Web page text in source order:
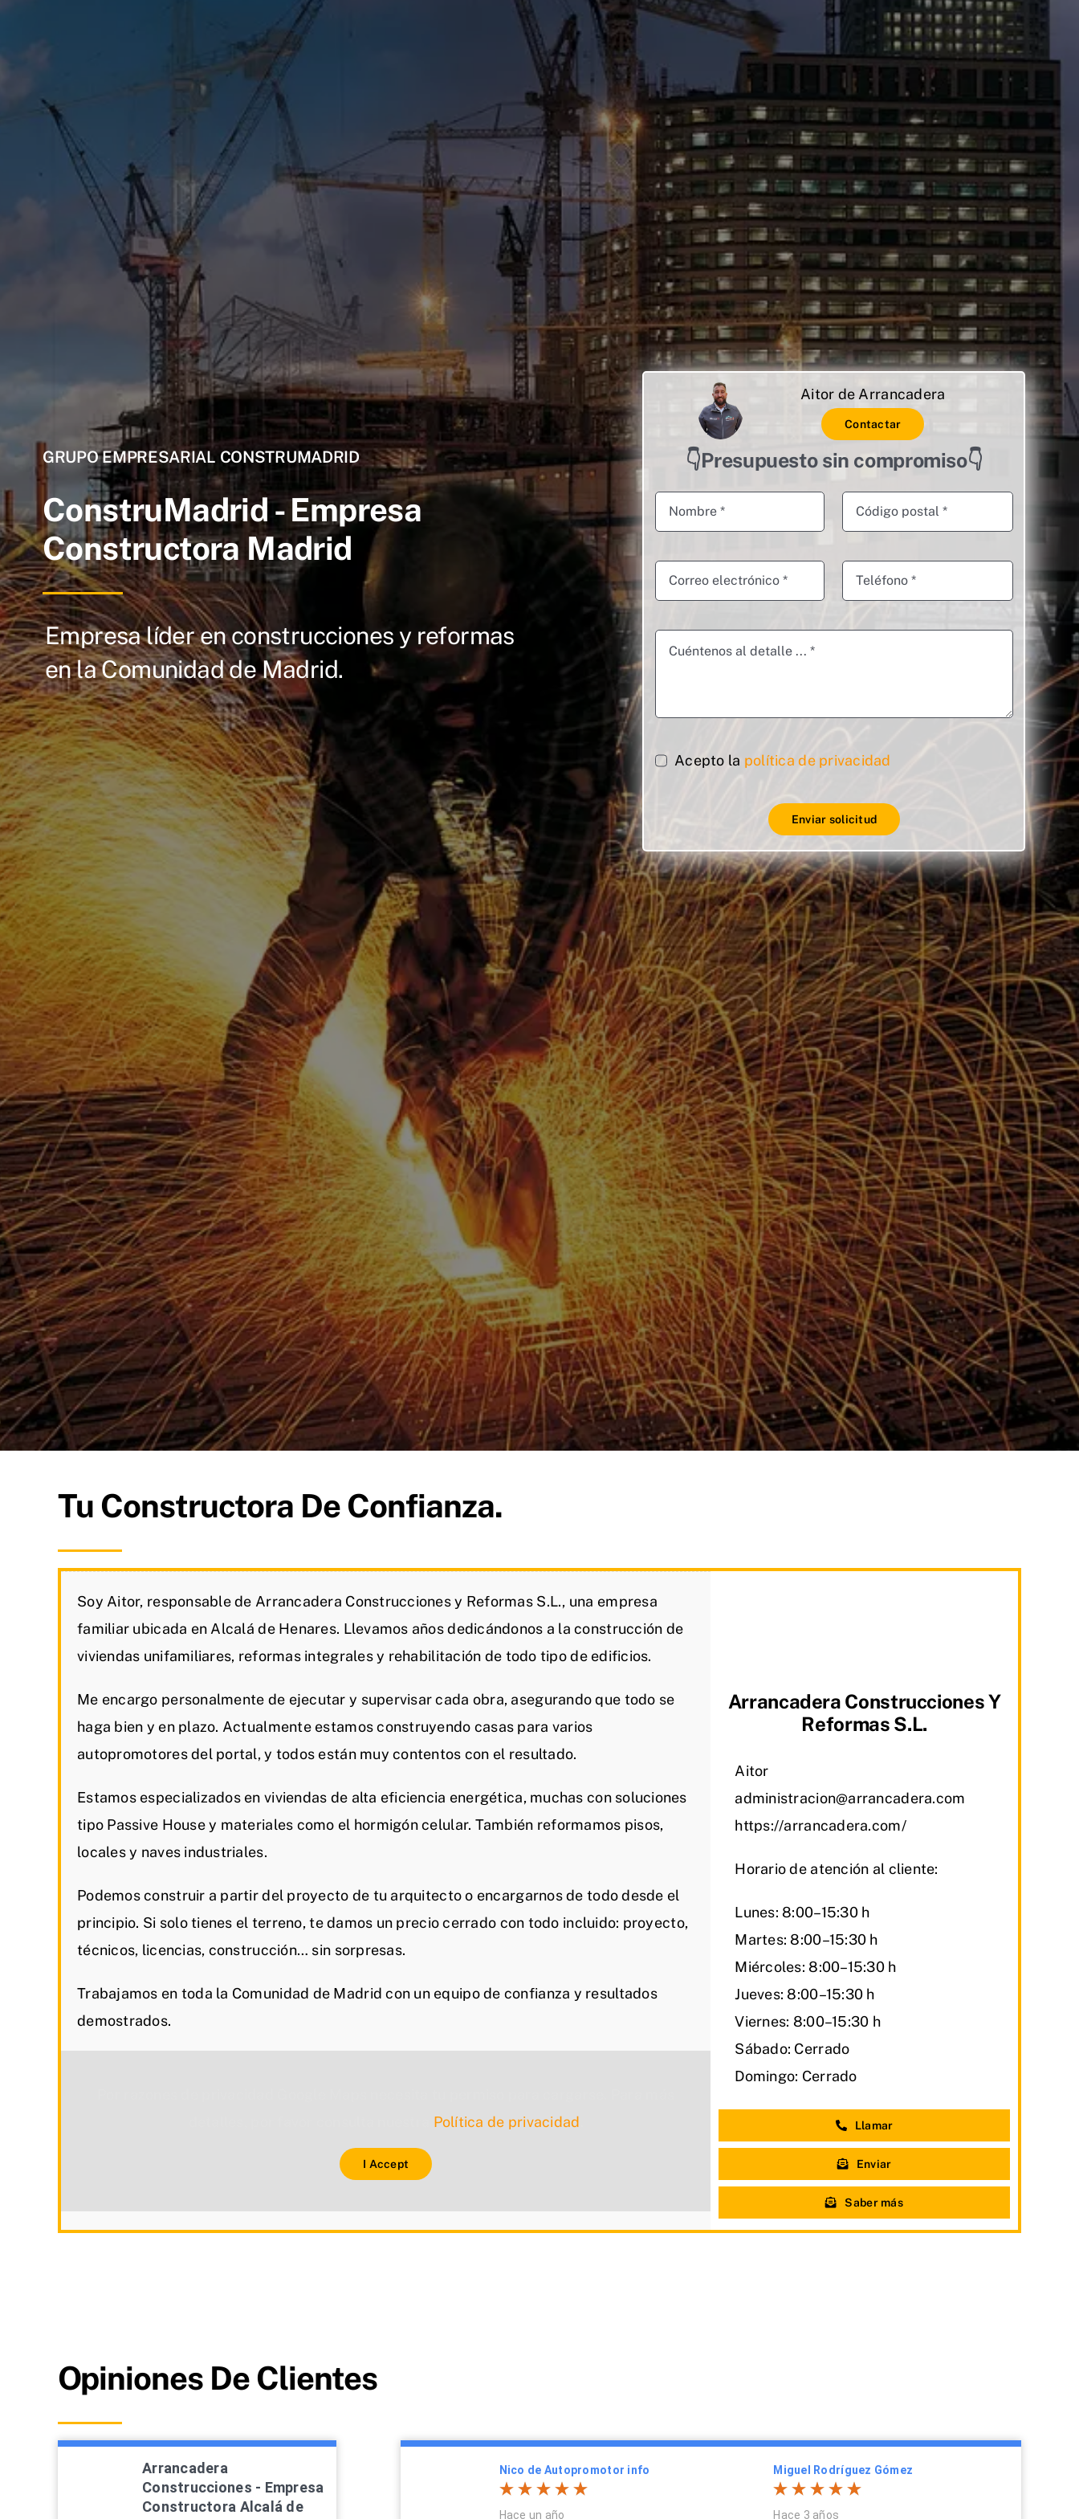
GRUPO EMPRESARIAL CONSTRUMADRID
ConstruMadrid - Empresa
Constructora Madrid
Empresa líder en construcciones y reformas
en la Comunidad de Madrid.
Aitor de Arrancadera
Contactar
👇Presupuesto sin compromiso👇
Acepto la política de privacidad
Enviar solicitud
Tu Constructora De Confianza.
Soy Aitor, responsable de Arrancadera Construcciones y Reformas S.L., una empresa
familiar ubicada en Alcalá de Henares. Llevamos años dedicándonos a la construcción de
viviendas unifamiliares, reformas integrales y rehabilitación de todo tipo de edificios.
Me encargo personalmente de ejecutar y supervisar cada obra, asegurando que todo se
haga bien y en plazo. Actualmente estamos construyendo casas para varios
autopromotores del portal, y todos están muy contentos con el resultado.
Estamos especializados en viviendas de alta eficiencia energética, muchas con soluciones
tipo Passive House y materiales como el hormigón celular. También reformamos pisos,
locales y naves industriales.
Podemos construir a partir del proyecto de tu arquitecto o encargarnos de todo desde el
principio. Si solo tienes el terreno, te damos un precio cerrado con todo incluido: proyecto,
técnicos, licencias, construcción… sin sorpresas.
Trabajamos en toda la Comunidad de Madrid con un equipo de confianza y resultados
demostrados.
Política de privacidad
I Accept
Arrancadera Construcciones Y
Reformas S.L.
Aitor
administracion@arrancadera.com
https://arrancadera.com/
Horario de atención al cliente:
Lunes: 8:00–15:30 h
Martes: 8:00–15:30 h
Miércoles: 8:00–15:30 h
Jueves: 8:00–15:30 h
Viernes: 8:00–15:30 h
Sábado: Cerrado
Domingo: Cerrado
Llamar
Enviar
Saber más
Opiniones De Clientes
Arrancadera
Construcciones - Empresa
Constructora Alcalá de
Nico de Autopromotor info
Hace un año
Miguel Rodríguez Gómez
Hace 3 años